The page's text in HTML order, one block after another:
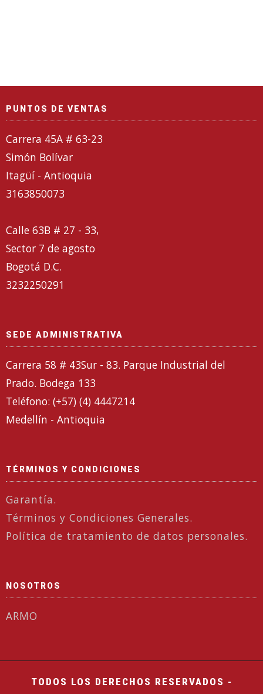
PUNTOS DE VENTAS
Carrera 45A # 63-23
Simón Bolívar
Itagüí - Antioquia
3163850073
Calle 63B # 27 - 33,
Sector 7 de agosto
Bogotá D.C.
3232250291
SEDE ADMINISTRATIVA
Carrera 58 # 43Sur - 83. Parque Industrial del
Prado. Bodega 133
Teléfono: (+57) (4) 4447214
Medellín - Antioquia
TÉRMINOS Y CONDICIONES
Garantía.
Términos y Condiciones Generales.
Política de tratamiento de datos personales.
NOSOTROS
ARMO
TODOS LOS DERECHOS RESERVADOS -